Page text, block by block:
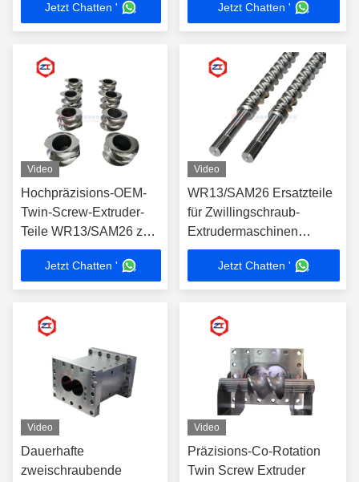
von 15,6-350 mm und
mehr
Jetzt Chatten '
mit Toleranzen von 0,02
mm
Jetzt Chatten '
Video
Hochpräzisions-OEM-
Twin-Screw-Extruder-
Teile WR13/SAM26 zum
Vorteil der Twin-Screw-
Extrusionsmaschine
WR13/SAM26
Jetzt Chatten '
Video
WR13/SAM26 Ersatzteile
für Zwillingschraub-
Extrudermaschinen
Anpassungsmöglichkeiten
Jetzt Chatten '
Video
Dauerhafte
zweischraubende
Video
Präzisions-Co-Rotation
Twin Screw Extruder